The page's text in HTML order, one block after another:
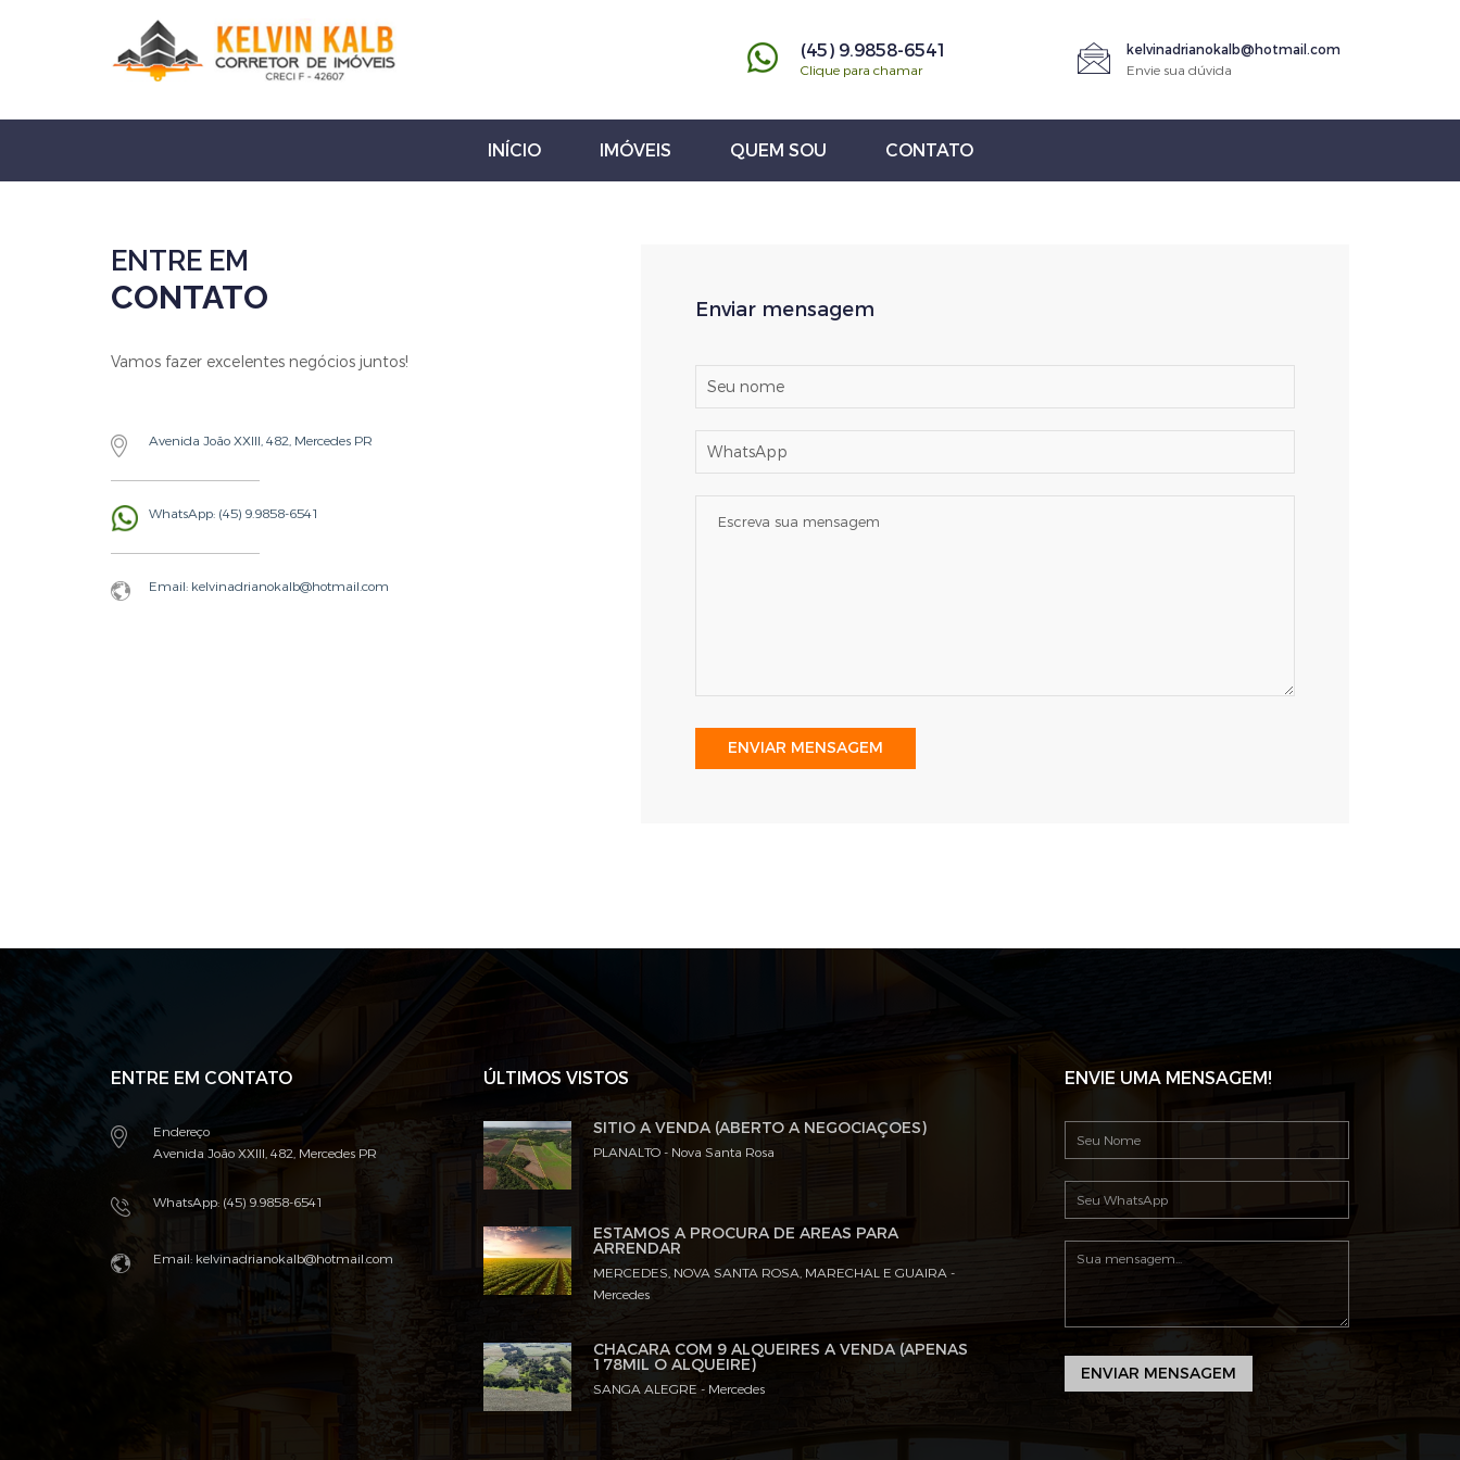
(45) 9.9858-6541
Clique para chamar
kelvinadrianokalb@hotmail.com
Envie sua dúvida
INÍCIO IMÓVEIS QUEM SOU CONTATO
ENTRE EM
CONTATO
Vamos fazer excelentes negócios juntos!
Avenida João XXIII, 482, Mercedes PR
WhatsApp: (45) 9.9858-6541
Email: kelvinadrianokalb@hotmail.com
Enviar mensagem
ENVIAR MENSAGEM
ENTRE EM CONTATO
Endereço
Avenida João XXIII, 482, Mercedes PR
WhatsApp: (45) 9.9858-6541
Email: kelvinadrianokalb@hotmail.com
ÚLTIMOS VISTOS
SÍTIO A VENDA (ABERTO A NEGOCIAÇÕES)
PLANALTO - Nova Santa Rosa
ESTAMOS A PROCURA DE AREAS PARA
ARRENDAR
MERCEDES, NOVA SANTA ROSA, MARECHAL E GUAIRA -
Mercedes
CHACARA COM 9 ALQUEIRES A VENDA (APENAS
178MIL O ALQUEIRE)
SANGA ALEGRE - Mercedes
ENVIE UMA MENSAGEM!
ENVIAR MENSAGEM